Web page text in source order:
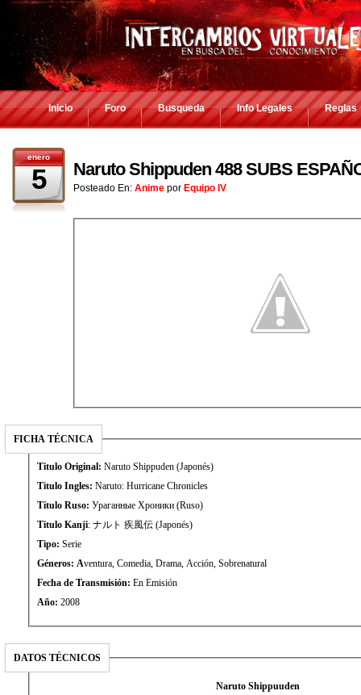
Inicio Foro Busqueda Info Legales Reglas
enero
5 Naruto Shippuden 488 SUBS
Posteado En: Anime por Equipo IV
FICHA TÉCNICA
Titulo Original: Naruto Shippuden (Japonés)
Titulo Ingles:
Naruto: Hurricane Chronicles
Título Ruso: Ураганные Хроники (Ruso)
Titulo Kanji
: ナルト 疾風伝 (Japonés)
Tipo: Serie
Géneros: A
ventura, Comedia, Drama, Acción, Sobrenatural
Fecha de Transmisión:
En Emisión
Año: 2008
DATOS TÉCNICOS
Naruto Shippuuden